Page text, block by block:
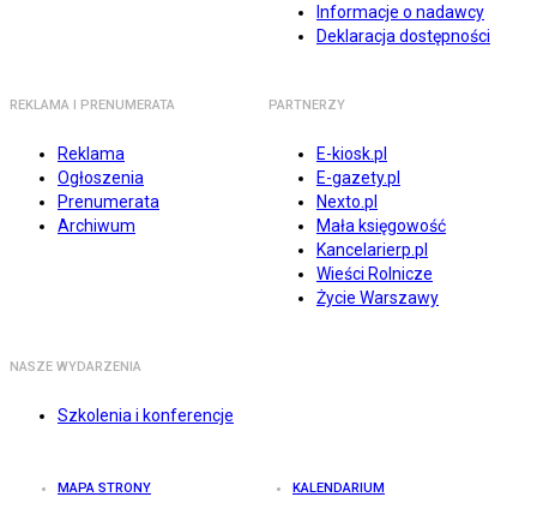
Informacje o nadawcy
Deklaracja dostępności
REKLAMA I PRENUMERATA
Reklama
Ogłoszenia
Prenumerata
Archiwum
PARTNERZY
E-kiosk.pl
E-gazety.pl
Nexto.pl
Mała księgowość
Kancelarierp.pl
Wieści Rolnicze
Życie Warszawy
NASZE WYDARZENIA
Szkolenia i konferencje
MAPA STRONY KALENDARIUM